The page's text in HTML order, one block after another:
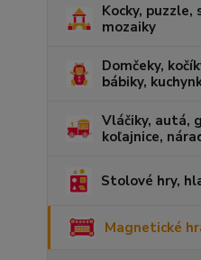
Kocky, puzzle,
mozaiky
Domčeky,
bábiky,
Vláčiky, autá,
koľajnice,
Stolové hry,
Magnetické